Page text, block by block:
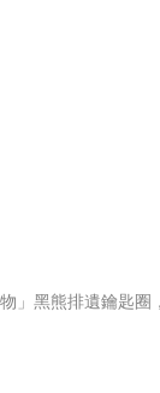
」黑熊排遺鑰匙圈